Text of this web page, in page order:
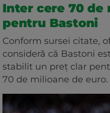
Inter cere 70 de
pentru Bastoni
Conform sursei citate,
consideră că Bastoni
stabilit un preț clar
70 de milioane de euro.